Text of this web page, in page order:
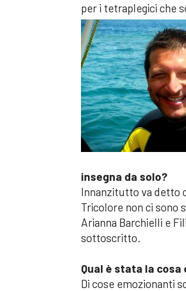
per i tetraplegici che
insegna da solo?
Innanzitutto va detto
Tricolore non ci sono
Arianna Barchielli e
sottoscritto.
Qual è stata la cosa
Di cose emozionanti